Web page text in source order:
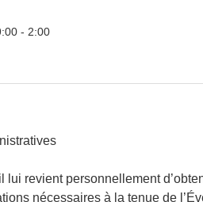
- 2:00
lui revient personnellement
nécessaires à la tenue de